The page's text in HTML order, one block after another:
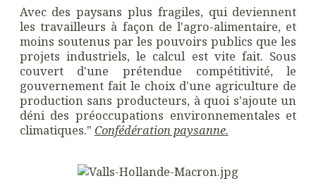
Avec des paysans plus fragiles, qui deviennent
les travailleurs à façon de l'agro-alimentaire, et
moins soutenus par les pouvoirs publics que les
projets industriels, le calcul est vite fait. Sous
couvert d'une prétendue compétitivité, le
gouvernement fait le choix d'une agriculture de
production sans producteurs, à quoi s'ajoute un
déni des préoccupations environnementales et
climatiques." Confédération paysanne.